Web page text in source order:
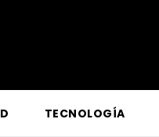
TECNOLOGÍA